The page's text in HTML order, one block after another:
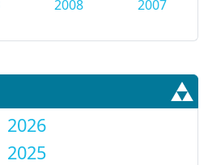
2008
2007
2026
2025